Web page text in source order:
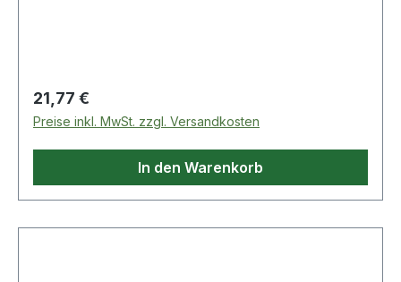
Überhitzung und Überlastung Trommelkörper
aus Spezialkunststoff auf verzinktem
Tragegestell Ergonomischer Handgriff mit Achse
für die perfekte Kabelführung beim Auf- und
Gerätekabeltrommel leer in der Farbe blau - in
Regulärer Preis:
21,77 €
Preise inkl. MwSt. zzgl. Versandkosten
In den Warenkorb